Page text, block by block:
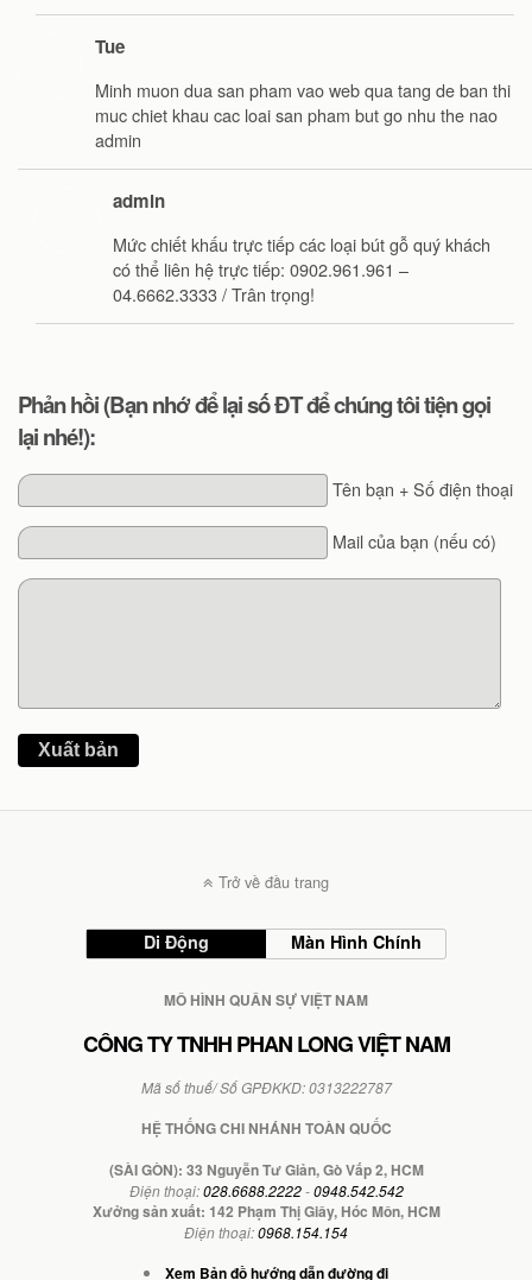
Tue
Minh muon dua san pham vao web qua tang de ban thi
muc chiet khau cac loai san pham but go nhu the nao
admin
admin
Mức chiết khấu trực tiếp các loại bút gỗ quý khách
có thể liên hệ trực tiếp: 0902.961.961 –
04.6662.3333 / Trân trọng!
Phản hồi (Bạn nhớ để lại số ĐT để chúng tôi tiện gọi
lại nhé!):
Tên bạn + Số điện thoại
Mail của bạn (nếu có)
Xuất bản
Trở về đầu trang
Di Động Màn Hình Chính
MÔ HÌNH QUÂN SỰ VIỆT NAM
CÔNG TY TNHH PHAN LONG VIỆT NAM
Mã số thuế/ Số GPĐKKD: 0313222787
HỆ THỐNG CHI NHÁNH TOÀN QUỐC
(SÀI GÒN): 33 Nguyễn Tư Giản, Gò Vấp 2, HCM
Điện thoại:028.6688.2222-0948.542.542
Xưởng sản xuất: 142 Phạm Thị Giây, Hóc Môn, HCM
Điện thoại:0968.154.154
Xem Bản đồ hướng dẫn đường đi